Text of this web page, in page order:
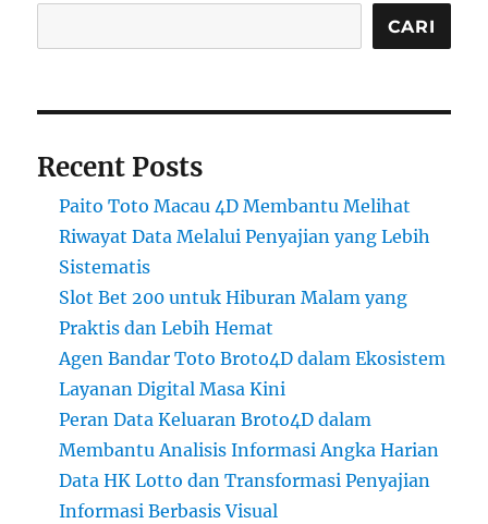
CARI
Recent Posts
Paito Toto Macau 4D Membantu Melihat
Riwayat Data Melalui Penyajian yang Lebih
Sistematis
Slot Bet 200 untuk Hiburan Malam yang
Praktis dan Lebih Hemat
Agen Bandar Toto Broto4D dalam Ekosistem
Layanan Digital Masa Kini
Peran Data Keluaran Broto4D dalam
Membantu Analisis Informasi Angka Harian
Data HK Lotto dan Transformasi Penyajian
Informasi Berbasis Visual